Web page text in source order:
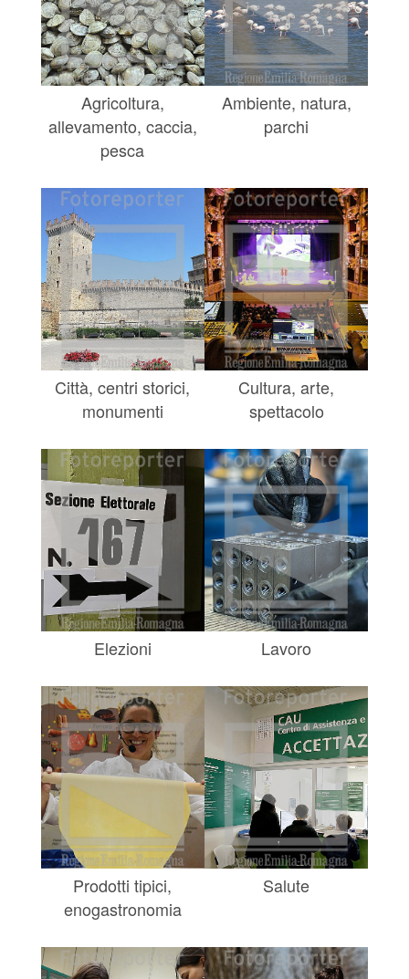
Agricoltura,
allevamento, caccia,
pesca
Ambiente, natura,
parchi
Città, centri storici,
monumenti
Cultura, arte,
spettacolo
Elezioni Lavoro
Prodotti tipici,
enogastronomia
Salute